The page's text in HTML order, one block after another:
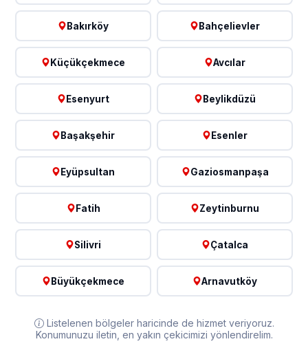
Bakırköy Bahçelievler
Küçükçekmece Avcılar
Esenyurt Beylikdüzü
Başakşehir Esenler
Eyüpsultan Gaziosmanpaşa
Fatih Zeytinburnu
Silivri Çatalca
Büyükçekmece Arnavutköy
Listelenen bölgeler haricinde de hizmet veriyoruz.
Konumunuzu iletin, en yakın çekicimizi yönlendirelim.